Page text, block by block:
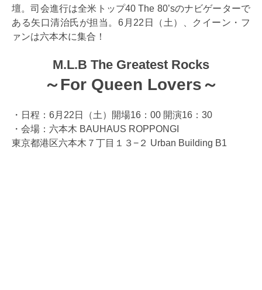
壇。司会進行は全米トップ40 The 80’sのナビゲーターで
ある矢口清治氏が担当。6月22日（土）、クイーン・フ
ァンは六本木に集合！
M.L.B The Greatest Rocks
～For Queen Lovers～
・日程：6月22日（土）開場16：00 開演16：30
・会場：六本木 BAUHAUS ROPPONGI
東京都港区六本木７丁目１３−２ Urban Building B1